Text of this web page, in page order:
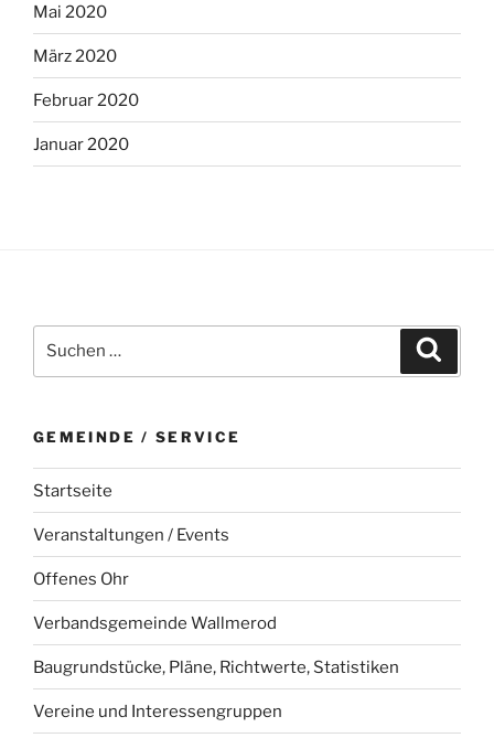
Mai 2020
März 2020
Februar 2020
Januar 2020
nach:
GEMEINDE / SERVICE
Startseite
Veranstaltungen / Events
Offenes Ohr
Verbandsgemeinde Wallmerod
Baugrundstücke, Pläne, Richtwerte, Statistiken
Vereine und Interessengruppen